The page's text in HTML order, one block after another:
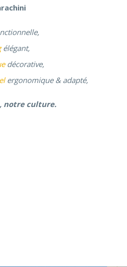
élégant,
décorative,
ergonomique & adapté,
notre culture.